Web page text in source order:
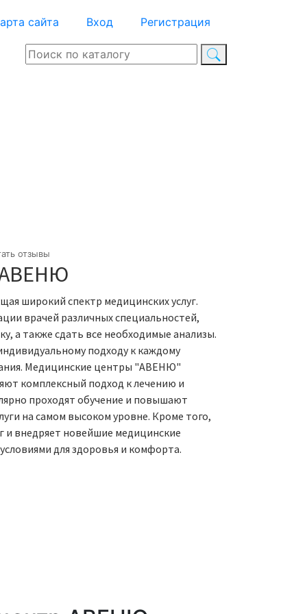
сайта Вход Регистрация
отзывы
АВЕНЮ
широкий спектр медицинских услуг.
врачей различных специальностей,
а также сдать все необходимые анализы.
подходу к каждому
Медицинские центры "АВЕНЮ"
комплексный подход к лечению и
проходят обучение и повышают
на самом высоком уровне. Кроме того,
и внедряет новейшие медицинские
для здоровья и комфорта.